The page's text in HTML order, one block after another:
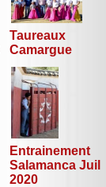
Taureaux
Camargue
Entrainement
Salamanca Juil
2020